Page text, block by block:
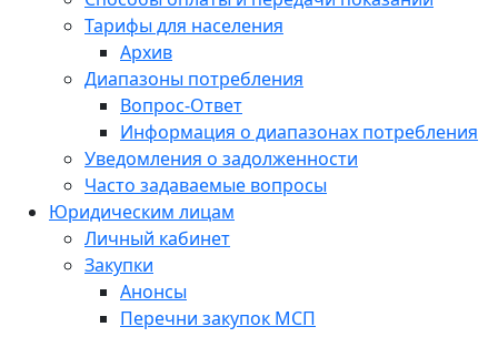
Тарифы для населения
Архив
Диапазоны потребления
Вопрос-Ответ
Информация о диапазонах потребления
Уведомления о задолженности
Часто задаваемые вопросы
Юридическим лицам
Личный кабинет
Закупки
Анонсы
Перечни закупок МСП